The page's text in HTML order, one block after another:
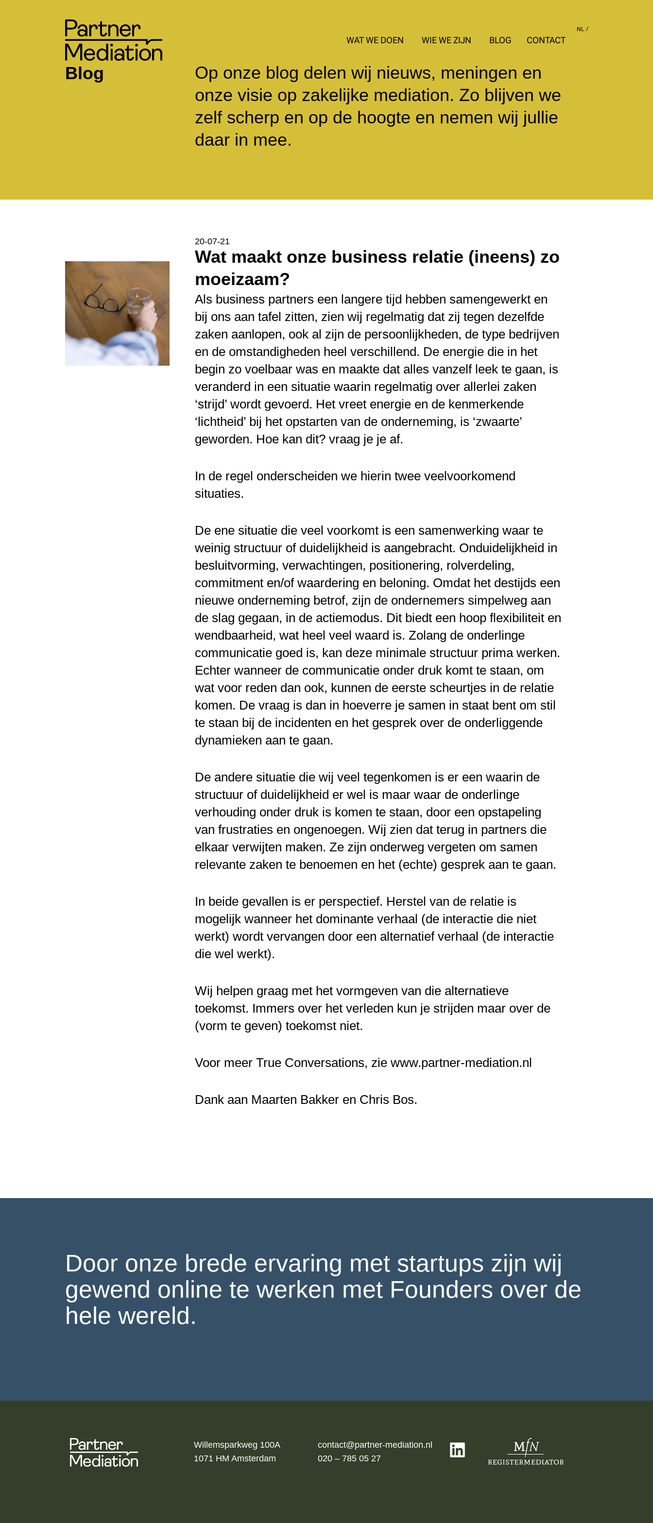
WAT WE DOEN WIE WE ZIJN BLOG CONTACT
NL
Blog
Op onze blog delen wij nieuws, meningen en
onze visie op zakelijke mediation. Zo blijven we
zelf scherp en op de hoogte en nemen wij jullie
daar in mee.
20-07-21
Wat maakt onze business relatie (ineens) zo
moeizaam?
Als business partners een langere tijd hebben samengewerkt en
bij ons aan tafel zitten, zien wij regelmatig dat zij tegen dezelfde
zaken aanlopen, ook al zijn de persoonlijkheden, de type bedrijven
en de omstandigheden heel verschillend. De energie die in het
begin zo voelbaar was en maakte dat alles vanzelf leek te gaan, is
veranderd in een situatie waarin regelmatig over allerlei zaken
‘strijd’ wordt gevoerd. Het vreet energie en de kenmerkende
‘lichtheid’ bij het opstarten van de onderneming, is ‘zwaarte’
geworden. Hoe kan dit? vraag je je af.
In de regel onderscheiden we hierin twee veelvoorkomend
situaties.
De ene situatie die veel voorkomt is een samenwerking waar te
weinig structuur of duidelijkheid is aangebracht. Onduidelijkheid in
besluitvorming, verwachtingen, positionering, rolverdeling,
commitment en/of waardering en beloning. Omdat het destijds een
nieuwe onderneming betrof, zijn de ondernemers simpelweg aan
de slag gegaan, in de actiemodus. Dit biedt een hoop flexibiliteit en
wendbaarheid, wat heel veel waard is. Zolang de onderlinge
communicatie goed is, kan deze minimale structuur prima werken.
Echter wanneer de communicatie onder druk komt te staan, om
wat voor reden dan ook, kunnen de eerste scheurtjes in de relatie
komen. De vraag is dan in hoeverre je samen in staat bent om stil
te staan bij de incidenten en het gesprek over de onderliggende
dynamieken aan te gaan.
De andere situatie die wij veel tegenkomen is er een waarin de
structuur of duidelijkheid er wel is maar waar de onderlinge
verhouding onder druk is komen te staan, door een opstapeling
van frustraties en ongenoegen. Wij zien dat terug in partners die
elkaar verwijten maken. Ze zijn onderweg vergeten om samen
relevante zaken te benoemen en het (echte) gesprek aan te gaan.
In beide gevallen is er perspectief. Herstel van de relatie is
mogelijk wanneer het dominante verhaal (de interactie die niet
werkt) wordt vervangen door een alternatief verhaal (de interactie
die wel werkt).
Wij helpen graag met het vormgeven van die alternatieve
toekomst. Immers over het verleden kun je strijden maar over de
(vorm te geven) toekomst niet.
Voor meer True Conversations, zie www.partner-mediation.nl
Dank aan Maarten Bakker en Chris Bos.
Door onze brede ervaring met startups zijn wij
gewend online te werken met Founders over de
hele wereld.
Willemsparkweg 100A
1071 HM Amsterdam
contact@partner-mediation.nl
020 – 785 05 27